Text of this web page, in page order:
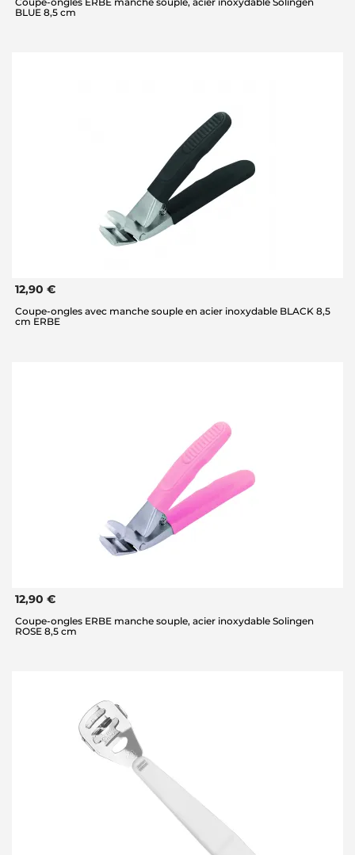
BLUE 8,5 cm
12,90 €
Coupe-ongles avec manche souple en acier inoxydable BLACK 8,5
cm ERBE
12,90 €
Coupe-ongles ERBE manche souple, acier inoxydable Solingen
ROSE 8,5 cm